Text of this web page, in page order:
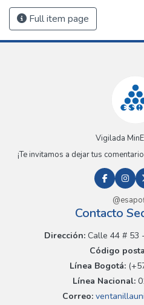
Full item page
Vigilada
¡Te invitamos a dejar tus
Contacto
Dirección:Calle 44 # 53 -
Código
Línea Bogotá:
Línea Nacional:
Correo: